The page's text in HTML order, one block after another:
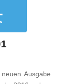
Ausgabe